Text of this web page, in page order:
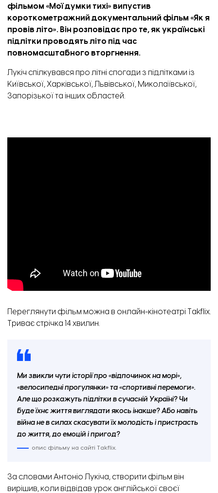
фільмом «Мої думки тихі» випустив
короткометражний документальний фільм «Як я
провів літо». Він розповідає про те, як українські
підлітки проводять літо під час
повномасштабного вторгнення.
Лукіч спілкувався про літні спогади з підлітками із
Київської, Харківської, Львівської, Миколаївської,
Запорізької та інших областей.
Переглянути фільм можна в онлайн-кінотеатрі Takflix.
Триває стрічка 14 хвилин.
Ми звикли чути історії про «відпочинок на морі»,
«велосипедні прогулянки» та «спортивні перемоги».
Але що розкажуть підлітки в сучасній Україні? Чи
буде їхнє життя виглядати якось інакше? Або навіть
війна не в силах скасувати їх молодість і пристрасть
до життя, до емоцій і пригод?
опис фільму на сайті Takflix.
За словами Антоніо Лукіча, створити фільм він
вирішив, коли відвідав урок англійської своєї